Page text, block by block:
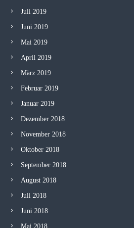
Juli 2019
Juni 2019
Mai 2019
April 2019
März 2019
Februar 2019
Januar 2019
Dezember 2018
November 2018
Oktober 2018
September 2018
August 2018
Juli 2018
Juni 2018
Mai 2018